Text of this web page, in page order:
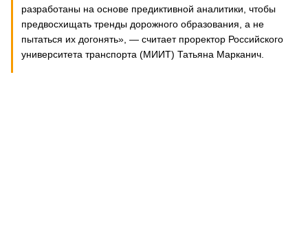
разработаны на основе предиктивной аналитики, чтобы
предвосхищать тренды дорожного образования, а не
пытаться их догонять», — считает проректор Российского
университета транспорта (МИИТ) Татьяна Марканич.